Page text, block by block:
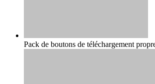
Pack de boutons de téléchargement